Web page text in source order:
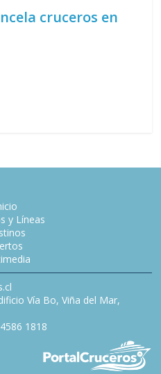
cruceros en
y Líneas
Vía Bo, Viña del Mar,
1818